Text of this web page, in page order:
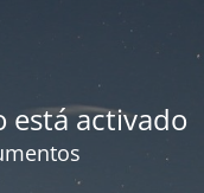
está activado